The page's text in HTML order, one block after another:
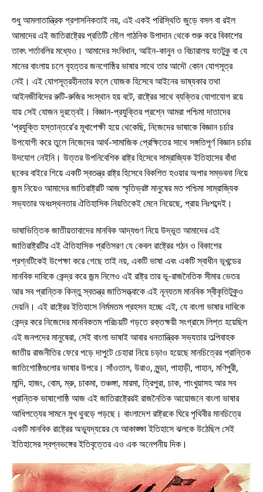
শুধু আমলাতান্ত্রিক প্রশাসনিকতাই নয়, এই একই পরিস্থিতি জুড়ে বসল বা রইল
আমাদের এই জাতিরাষ্ট্রের প্রতিটি মৌল গাঠনিক উপাদান থেকে শুরু করে বিকাশের
তাবৎ শর্তাবলির মধ্যেও। আমাদের সংবিধান, আইন-কানুন ও বিচারালয় যতটুকু বা যে
মানের বাংলায় চলে বৃহত্তর জনগোষ্ঠির ভাষার সাথে তার আদৌ কোন যোগসূত্র
নেই। এই যোগসূত্রহীনতার ফলে যোজক হিসেবে আইনের ভাষ্যকার তথা
আইনজীবিদের রুটি-রুজির সংস্থান হয় বটে, রাষ্ট্রের সাথে ব্যক্তির যোগাযোগ রয়ে
যায় সেই যোজন দূরত্বেই। বিজ্ঞান-প্রযুক্তির প্রশ্নে আমরা পশ্চিমা দাতাদের
‘প্রযুক্তি হস্তান্তরে’র মূখাপেক্ষী হয়ে থেকেছি, নিজেদের ভাষাকে বিজ্ঞান চর্চার
উপযোগী করে তুলে নিজেদের আর্থ-সামাজিক প্রেক্ষিতের সাথে সঙ্গতিপূর্ণ বিজ্ঞান চর্চার
উদযোগ নেইনি। উত্তর উপনিবেশিক রাষ্ট্র হিসেবে সাম্রাজ্যিক ইতিহাসের বাঁধা
ছকের বাইরে গিয়ে একটি স্বতন্ত্র রাষ্ট্র হিসেবে বিকশিত হওয়ার অপার সম্ভবনা নিয়ে
জন্ম নিয়েও আমাদের জাতিরাষ্ট্রটি আজ স্মৃতিভ্রষ্ট মানুষের মত পশ্চিমা সাম্রাজ্যিক
সভ্যতার অধঃস্থনতার ঐতিহাসিক নিয়তিকেই মেনে নিয়েছে, প্রায় নিঃশব্দেই।
ভাষাভিত্তিক জাতীয়তাবাদের মানবিক আদ্যগুণ নিয়ে উদ্ভূত আমাদের এই
জাতিরাষ্ট্রটির এই ঐতিহাসিক প্রতিসরণ যে কেবল রাষ্ট্রের গঠন ও বিকাশের
প্রশ্নটিকেই উপেক্ষা করে গেছে তাই নয়, একটি ভাষা এবং একটি স্বাধীন ভূখন্ডের
মানবিক দাবিকে কেন্দ্র করে জন্ম নিলেও এই রাষ্ট্র তার ভূ-রাজনৈতিক সীমার ভেতর
আর সব প্রান্তিক কিন্তু স্বতন্ত্র জাতিসত্ত্বাকে এই নূন্যতম মানবিক স্বীকৃতিটুকুও
দেয়নি। এই রাষ্ট্রের ইতিহাসে নির্মমতম প্রহসন হচ্ছে এই, যে বাংলা ভাষার দাবিকে
কেন্দ্র করে নিজেদের মানবিকতম পরিচয়টি গড়তে রক্তক্ষয়ী সংগ্রামে লিপ্ত হয়েছিল
এই জনপদের মানুষেরা, সেই বাংলা ভাষাই আবার ধনতান্ত্রিক সভ্যতার তল্পিবাহক
জাতীয় রাজনীতির ফেরে পড়ে দাপুটে চেহারা নিয়ে চড়াও হয়েছে মানচিত্রের প্রান্তিক
জাতিগোষ্ঠিগুলোর ভাষার উপরে। সাঁওতাল, উরাও, মুন্ডা, পাহাড়ী, পাহান, মণিপুরী,
মান্দি, হাজং, বোম, ম্রু, চাকমা, তঞ্চঙ্গা, মারমা, ত্রিপুরা, চাক, পাংখুয়াসহ আর সব
প্রান্তিক ভাষাগোষ্ঠি আজ এই জাতিরাষ্ট্রেরই রাজনৈতিক আয়োজনে বাংলা ভাষার
আধিপত্যের সামনে মুখ থুবড়ে পড়ছে। বাংলাদেশ রাষ্ট্রকে ঘিরে পৃথিবীর মানচিত্রে
একটি মানবিক রাষ্ট্রের অভ্যূদ্যয়ের যে আকাঙ্ক্ষা ইতিহাসে ঝলকে উঠেছিল সেই
ইতিহাসের স্বপ্নভঙ্গের ইতিবৃত্তের এও এক অনেপনীয় দিক।